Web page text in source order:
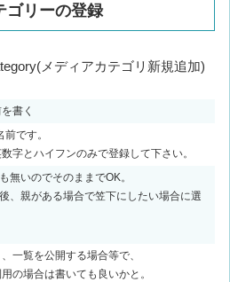
ゴリーの登録
メディアカテゴリ新規追加)
書く
です。
字とハイフンのみで登録して下さい。
無いのでそのままでOK。
、親がある場合で笠下にしたい場合に選
一覧を公開する場合等で、
の場合は書いても良いかと。